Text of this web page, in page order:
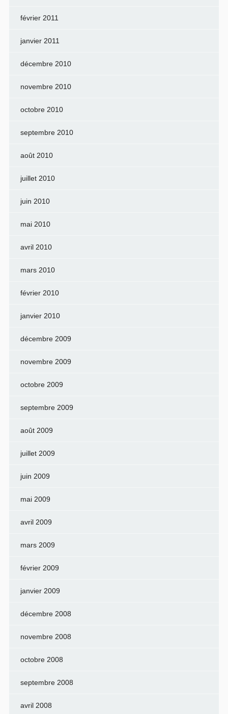
février 2011
janvier 2011
décembre 2010
novembre 2010
octobre 2010
septembre 2010
août 2010
juillet 2010
juin 2010
mai 2010
avril 2010
mars 2010
février 2010
janvier 2010
décembre 2009
novembre 2009
octobre 2009
septembre 2009
août 2009
juillet 2009
juin 2009
mai 2009
avril 2009
mars 2009
février 2009
janvier 2009
décembre 2008
novembre 2008
octobre 2008
septembre 2008
avril 2008